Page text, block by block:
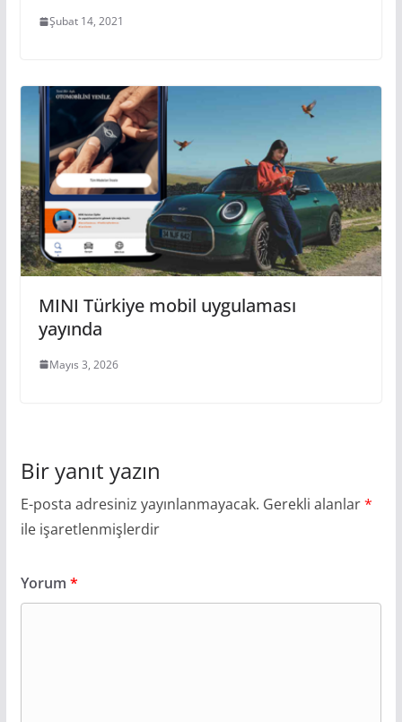
Şubat 14, 2021
MINI Türkiye mobil uygulaması
yayında
Mayıs 3, 2026
Bir yanıt yazın
E-posta adresiniz yayınlanmayacak. Gerekli alanlar*
ile işaretlenmişlerdir
Yorum *